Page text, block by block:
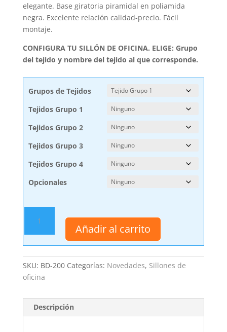
elegante. Base giratoria piramidal en poliamida
negra. Excelente relación calidad-precio. Fácil
montaje.
CONFIGURA TU SILLÓN DE OFICINA. ELIGE: Grupo
del tejido y nombre del tejido al que corresponde.
Grupos de Tejidos
Tejidos Grupo 1
Tejidos Grupo 2
Tejidos Grupo 3
Tejidos Grupo 4
Opcionales
dirección
de
respaldo
alto
BD-
200
Añadir al carrito
SKU: BD-200 Categorías: Novedades, Sillones de
oficina
Descripción